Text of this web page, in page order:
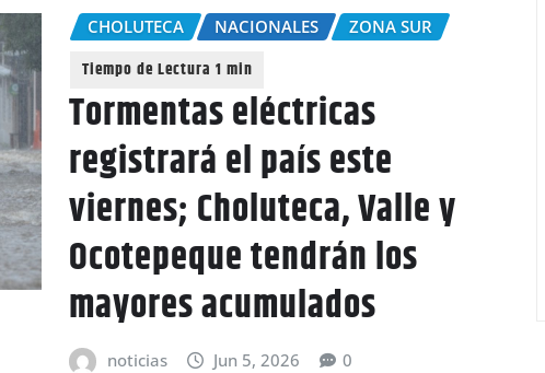
CHOLUTECA NACIONALES ZONA SUR
Tormentas eléctricas
registrará el país este
viernes; Choluteca, Valle y
Ocotepeque tendrán los
mayores acumulados
noticias Jun 5, 2026 0